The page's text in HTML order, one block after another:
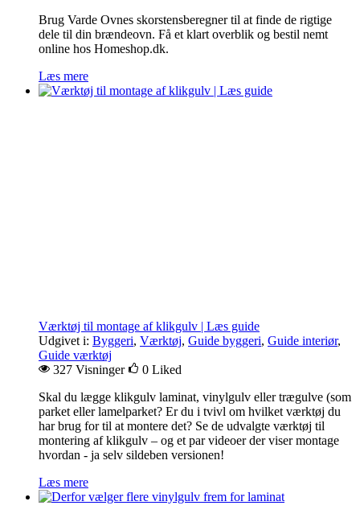
Brug Varde Ovnes skorstensberegner til at finde de rigtige
dele til din brændeovn. Få et klart overblik og bestil nemt
online hos Homeshop.dk.
Læs mere
Værktøj til montage af klikgulv | Læs guide
Udgivet i: Byggeri, Værktøj, Guide byggeri, Guide interiør,
Guide værktøj
327 Visninger
0 Liked
Skal du lægge klikgulv laminat, vinylgulv eller trægulve (som
parket eller lamelparket? Er du i tvivl om hvilket værktøj du
har brug for til at montere det? Se de udvalgte værktøj til
montering af klikgulv – og et par videoer der viser montage
hvordan - ja selv sildeben versionen!
Læs mere